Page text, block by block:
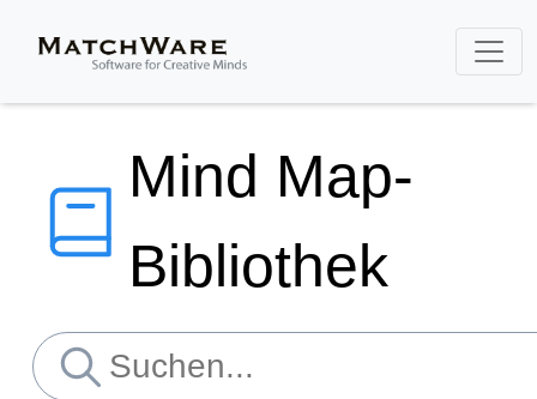
Mind Map-
Bibliothek